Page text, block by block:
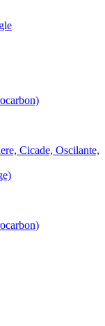
Cicade, Oscilante,